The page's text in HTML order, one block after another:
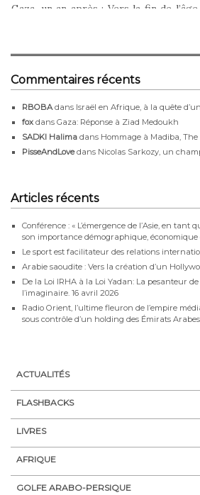
Gaza, un an après : Vers la fin de
Commentaires récents
RBOBA dans Israël en Afrique, à la quête
fox dans Gaza: Réponse à Ziad Medoukh
SADKI Halima dans Hommage à Madiba, The
PisseAndLovedans Nicolas Sarkozy, un
Articles récents
Conférence : « L’émergence de l’Asie, en
son importance démographique, économique
Le sport est facilitateur des relations
Arabie saoudite : Vers la création d’un
De la Loi IRHA à la Loi Yadan: La pesanteur
l’imaginaire. 16 avril 2026
Radio Orient, l’ultime fleuron de l’empire
sous contrôle d’un holding des Émirats
ACTUALITÉS
FLASHBACKS
LIVRES
AFRIQUE
GOLFE ARABO-PERSIQUE